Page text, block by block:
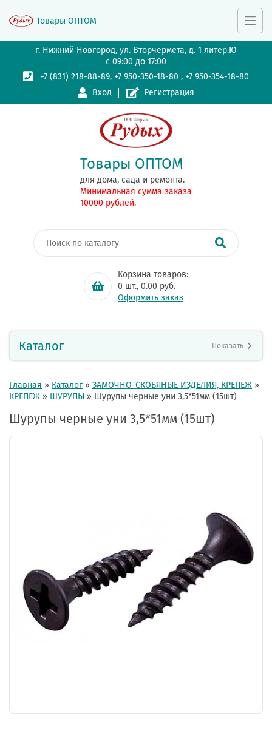
г. Нижний Новгород, ул. Вторчермета, д. 1 литер.Ю
с 09:00 до 17:00
+7 (831) 218-88-89,+7 950-350-18-80 ,+7 950-354-18-80
Вход
Регистрация
Товары ОПТОМ
для дома, сада и ремонта.
Минимальная сумма заказа
10000 рублей.
Корзина товаров:
0 шт., 0.00 руб.
Оформить заказ
Товары ОПТОМ
Каталог Показать
Главная » Каталог » ЗАМОЧНО-СКОБЯНЫЕ ИЗДЕЛИЯ, КРЕПЕЖ »
КРЕПЕЖ » ШУРУПЫ » Шурупы черные уни 3,5*51мм (15шт)
Шурупы черные уни 3,5*51мм (15шт)